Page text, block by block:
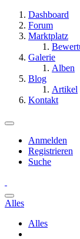
Dashboard
Forum
Marktplatz
Galerie
Alben
Blog
Artikel
Kontakt
Anmelden
Registrieren
Suche
Alles
Alles